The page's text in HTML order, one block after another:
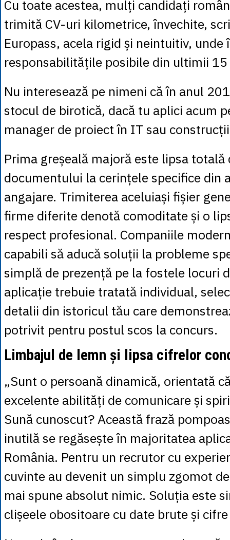
Cu toate acestea, mulți candidați
trimită CV-uri kilometrice, învechite,
Europass, acela rigid și neintuitiv, unde
responsabilitățile posibile din ultimii
Nu interesează pe nimeni că în anul
stocul de birotică, dacă tu aplici acum
manager de proiect în IT sau
Prima greșeală majoră este lipsa totală
documentului la cerințele specifice din
angajare. Trimiterea aceluiași fișier
firme diferite denotă comoditate și o
respect profesional. Companiile
capabili să aducă soluții la probleme
simplă de prezență pe la fostele locuri
aplicație trebuie tratată individual,
detalii din istoricul tău care
potrivit pentru postul scos la concurs.
Limbajul de lemn și lipsa cifrelor
„Sunt o persoană dinamică, orientată
excelente abilități de comunicare și
Sună cunoscut? Această frază
inutilă se regăsește în majoritatea
România. Pentru un recrutor cu
cuvinte au devenit un simplu zgomot
mai spune absolut nimic. Soluția este
clișeele obositoare cu date brute și